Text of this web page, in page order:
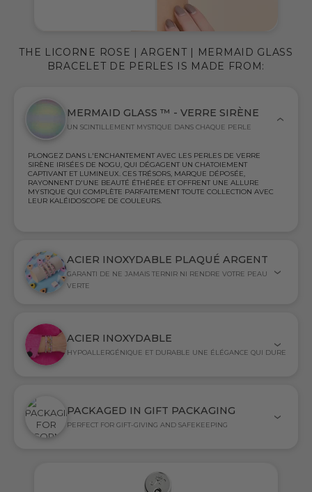
MERMAID GLASS ™ - VERRE SIRÈNE
UN SCINTILLEMENT MYSTIQUE DANS CHAQUE PERLE
PLONGEZ DANS L'ENCHANTEMENT AVEC LES PERLES DE VERRE
SIRÈNE IRISÉES DE NOGU, QUI DÉGAGENT UN CHATOIEMENT
CAPTIVANT ET LUMINEUX. CES TRÉSORS, MARQUE DÉPOSÉE,
RAYONNENT D'UNE BEAUTÉ ÉTHÉRÉE ET OFFRENT UNE ALLURE
MYSTIQUE QUI COMPLÈTE PARFAITEMENT TOUTE COLLECTION AVEC
LEUR KALÉIDOSCOPE DE COULEURS.
ACIER INOXYDABLE PLAQUÉ ARGENT
GARANTI DE NE JAMAIS TERNIR NI RENDRE VOTRE PEAU
VERTE
ACIER INOXYDABLE
HYPOALLERGÉNIQUE ET DURABLE UNE ÉLÉGANCE QUI DURE
PACKAGED IN GIFT PACKAGING
PERFECT FOR GIFT-GIVING AND SAFEKEEPING
THE LICORNE ROSE | ARGENT | MERMAID GLASS
BRACELET DE PERLES IS MADE FROM: